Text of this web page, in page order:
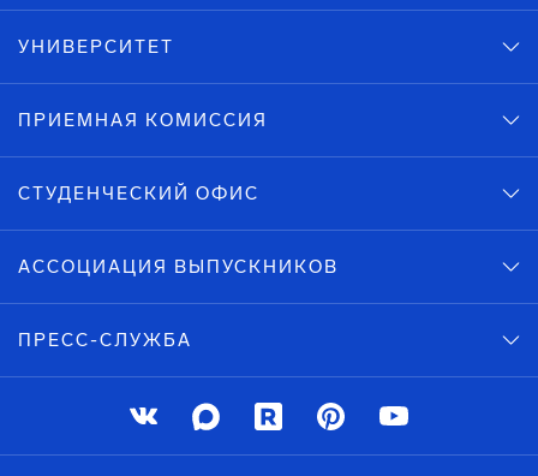
УНИВЕРСИТЕТ
ПРИЕМНАЯ КОМИССИЯ
СТУДЕНЧЕСКИЙ ОФИС
АССОЦИАЦИЯ ВЫПУСКНИКОВ
ПРЕСС-СЛУЖБА